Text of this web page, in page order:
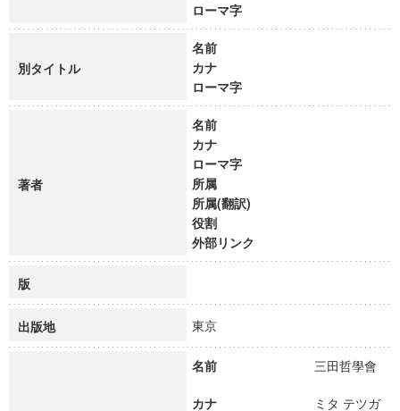
ローマ字
別タイトル
名前
カナ
ローマ字
著者
名前
カナ
ローマ字
所属
所属(翻訳)
役割
外部リンク
版
出版地 東京
名前 三田哲學會
カナ ミタ テツガ